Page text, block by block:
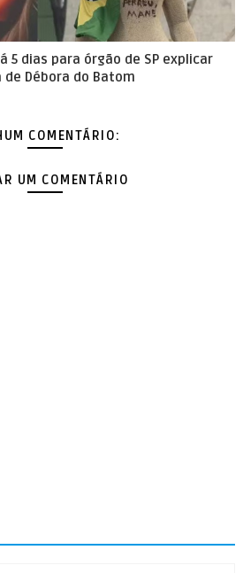
5 dias para órgão de SP explicar
Débora do Batom
COMENTÁRIO:
UM COMENTÁRIO